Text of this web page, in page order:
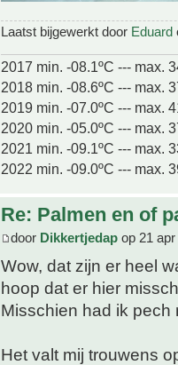
Laatst bijgewerkt door Eduard
2017 min. -08.1ºC --- max.
2018 min. -08.6ºC --- max.
2019 min. -07.0ºC --- max.
2020 min. -05.0ºC --- max.
2021 min. -09.1ºC --- max.
2022 min. -09.0ºC --- max.
Re: Palmen en of
door Dikkertjedap op 21
Wow, dat zijn er heel
hoop dat er hier
Misschien had ik pech
Het valt mij trouwens